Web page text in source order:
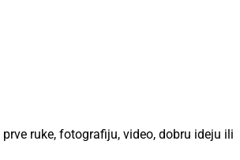
ruke, fotografiju, video, dobru ideju ili